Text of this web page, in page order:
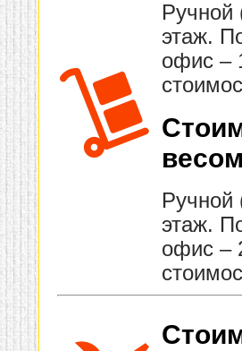
Ручной
этаж.
офис –
Ручной
этаж.
офис –